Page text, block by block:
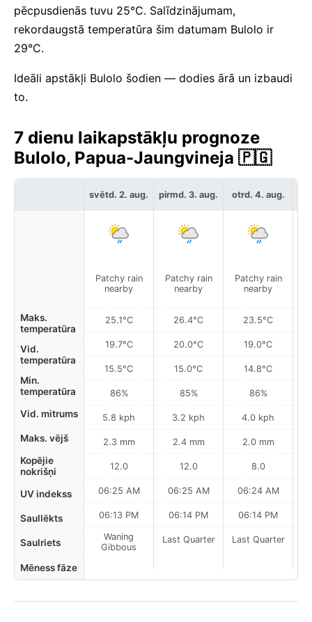
pēcpusdienās tuvu 25°C. Salīdzinājumam,
rekordaugstā temperatūra šim datumam Bulolo ir
29°C.
Ideāli apstākļi Bulolo šodien — dodies ārā un izbaudi
to.
7 dienu laikapstākļu prognoze
Bulolo, Papua-Jaungvineja 🇵🇬
Maks.
temperatūra
Vid.
temperatūra
Min.
temperatūra
Vid. mitrums
Maks. vējš
Kopējie
nokrišņi
UV indekss
Saullēkts
Saulriets
Mēness fāze
svētd. 2. aug.
Patchy rain
nearby
25.1°C
19.7°C
15.5°C
86%
5.8 kph
2.3 mm
12.0
06:25 AM
06:13 PM
Waning
Gibbous
pirmd. 3. aug.
Patchy rain
nearby
26.4°C
20.0°C
15.0°C
85%
3.2 kph
2.4 mm
12.0
06:25 AM
06:14 PM
Last Quarter
otrd. 4. aug.
Patchy rain
nearby
23.5°C
19.0°C
14.8°C
86%
4.0 kph
2.0 mm
8.0
06:24 AM
06:14 PM
Last Quarter